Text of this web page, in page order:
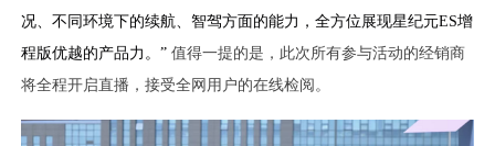
况、不同环境下的续航、智驾方面的能力，全方位展现星纪元ES增
程版优越的产品力。” 值得一提的是，此次所有参与活动的经销商
将全程开启直播，接受全网用户的在线检阅。